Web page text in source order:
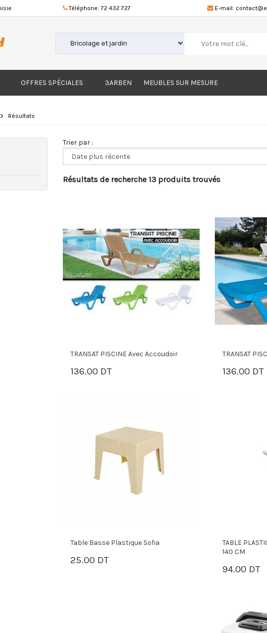
Téléphone: 72 432 727 E-mail:
OFFRES SPÉCIALES 3ARBEN MEUBLES SUR MESURE
Résultats
Trier par :
Résultats de recherche 13 produits trouvés
TRANSAT PISCINE Avec Accoudoir
136.00 DT
PANIER
TRANSAT
136.00 DT
PANIER
Table Basse Plastique Sofia
25.00 DT
PANIER
TABLE
140 CM
94.00 DT
PANIER